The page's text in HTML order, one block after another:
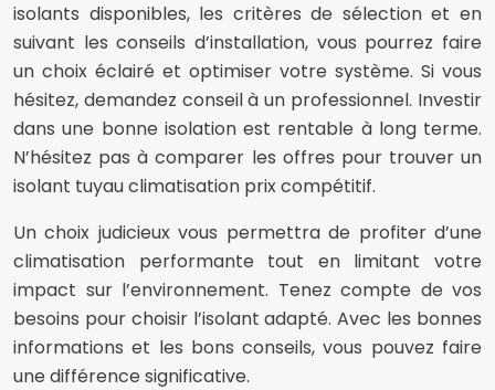
isolants disponibles, les critères de sélection et en
suivant les conseils d’installation, vous pourrez faire
un choix éclairé et optimiser votre système. Si vous
hésitez, demandez conseil à un professionnel. Investir
dans une bonne isolation est rentable à long terme.
N’hésitez pas à comparer les offres pour trouver un
isolant tuyau climatisation prix compétitif.
Un choix judicieux vous permettra de profiter d’une
climatisation performante tout en limitant votre
impact sur l’environnement. Tenez compte de vos
besoins pour choisir l’isolant adapté. Avec les bonnes
informations et les bons conseils, vous pouvez faire
une différence significative.